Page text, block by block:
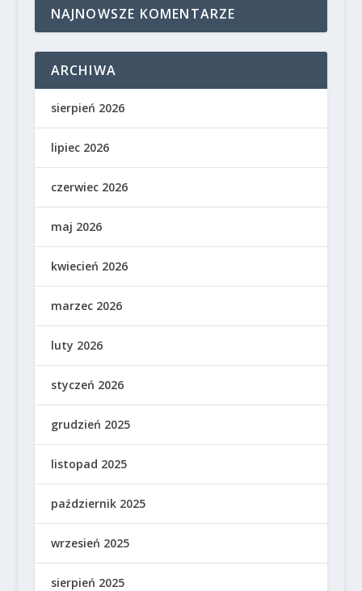
NAJNOWSZE KOMENTARZE
ARCHIWA
sierpień 2026
lipiec 2026
czerwiec 2026
maj 2026
kwiecień 2026
marzec 2026
luty 2026
styczeń 2026
grudzień 2025
listopad 2025
październik 2025
wrzesień 2025
sierpień 2025